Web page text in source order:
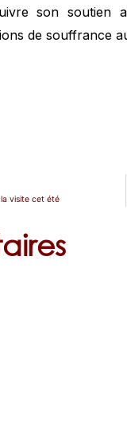
son soutien
de souffrance
la visite cet été